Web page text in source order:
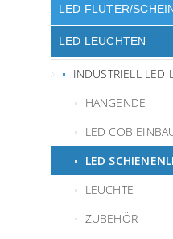
LED FLUTER/
LED LEUCHTEN
INDUSTRIELL LED
HÄNGENDE
LED COB
LED
LEUCHTE
ZUBEHÖR